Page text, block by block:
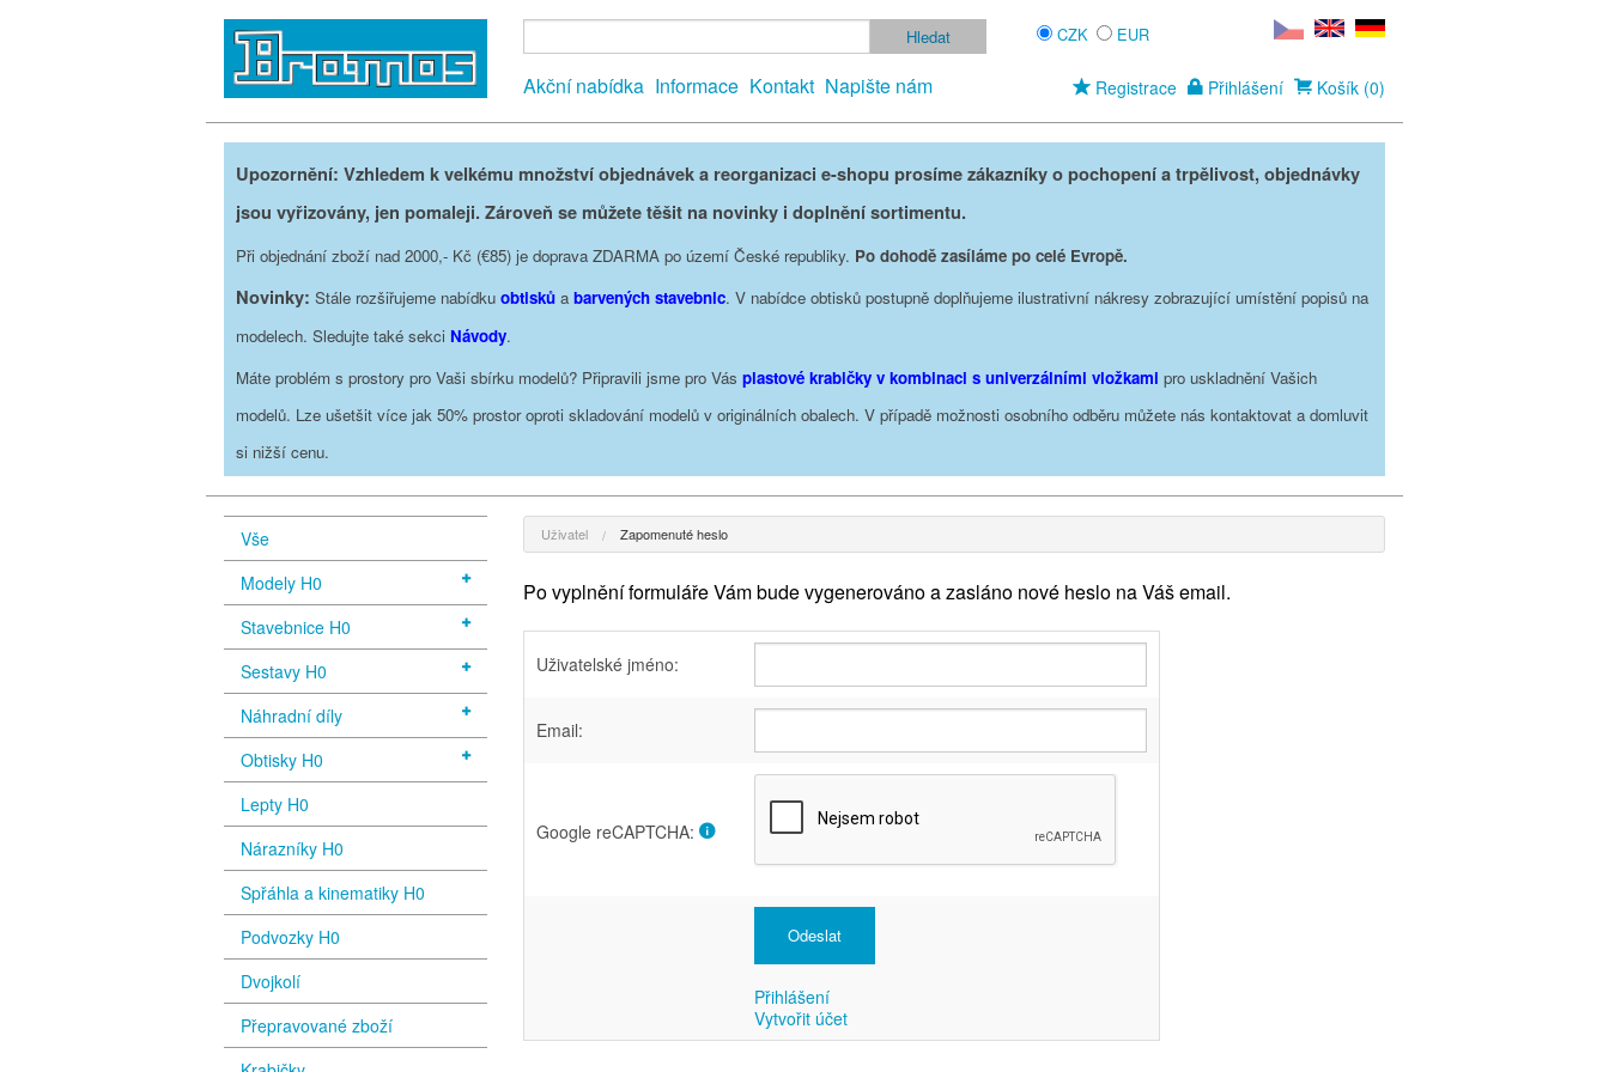
Akční nabídka Informace Kontakt Napište nám
CZK EUR
Registrace Přihlášení Košík (0)
Upozornění: Vzhledem k velkému množství objednávek a reorganizaci e-shopu prosíme zákazníky o pochopení a trpělivost, objednávky
jsou vyřizovány, jen pomaleji. Zároveň se můžete těšit na novinky i doplnění sortimentu.
Při objednání zboží nad 2000,- Kč (€85) je doprava ZDARMA po území České republiky. Po dohodě zasíláme po celé Evropě.
Novinky: Stále rozšiřujeme nabídku obtisků a barvených stavebnic. V nabídce obtisků postupně doplňujeme ilustrativní nákresy zobrazující umístění popisů na
modelech. Sledujte také sekci Návody.
Máte problém s prostory pro Vaši sbírku modelů? Připravili jsme pro Vás plastové krabičky v kombinaci s univerzálními vložkami pro uskladnění Vašich
modelů. Lze ušetšit více jak 50% prostor oproti skladování modelů v originálních obalech. V případě možnosti osobního odběru můžete nás kontaktovat a domluvit
si nižší cenu.
Vše
Modely H0
Stavebnice H0
Sestavy H0
Náhradní díly
Obtisky H0
Lepty H0
Nárazníky H0
Spřáhla a kinematiky H0
Podvozky H0
Dvojkolí
Přepravované zboží
Uživatel Zapomenuté heslo
Po vyplnění formuláře Vám bude vygenerováno a zasláno nové heslo na Váš email.
Uživatelské jméno:
Email:
Google reCAPTCHA:
Přihlášení
Vytvořit účet